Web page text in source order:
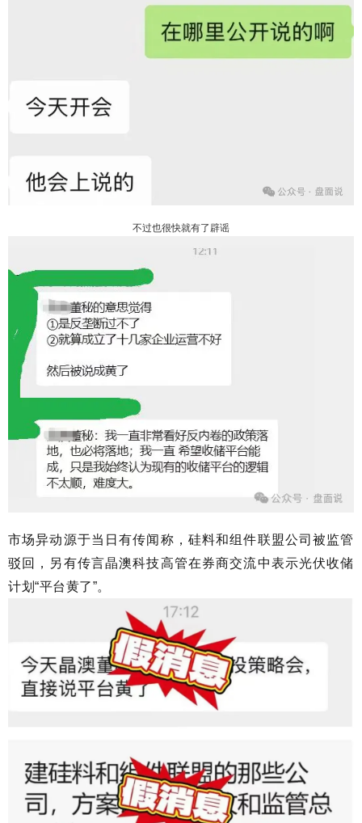
不过也很快就有了辟谣
市场异动源于当日有传闻称，硅料和组件联盟公司被监管
驳回，另有传言晶澳科技高管在券商交流中表示光伏收储
计划“平台黄了”。